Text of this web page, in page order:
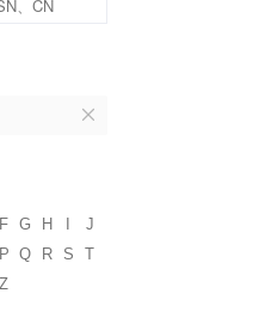
F G H
J
P Q R S
T
Z